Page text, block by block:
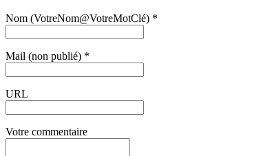
Nom (VotreNom@VotreMotClé) *
Mail (non publié) *
URL
Votre commentaire